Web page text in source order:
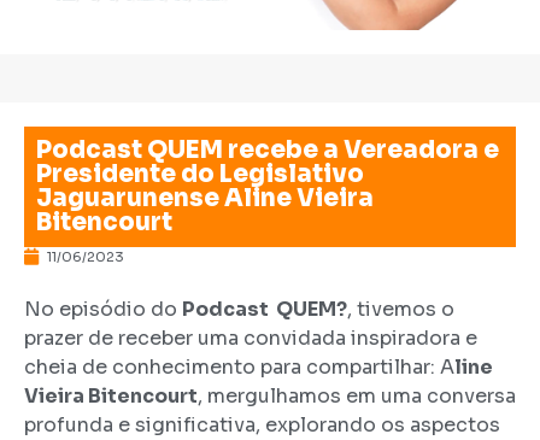
Podcast QUEM recebe a Vereadora e
Presidente do Legislativo
Jaguarunense Aline Vieira
Bitencourt
11/06/2023
No episódio do Podcast QUEM?, tivemos o
prazer de receber uma convidada inspiradora e
cheia de conhecimento para compartilhar: Aline
Vieira Bitencourt, mergulhamos em uma conversa
profunda e significativa, explorando os aspectos